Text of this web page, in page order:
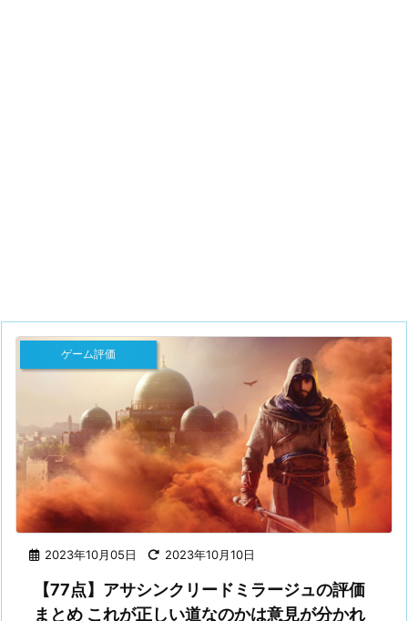
2023年10月05日 2023年10月10日
ゲーム評価
【77点】アサシンクリードミラージュの評価
まとめ これが正しい道なのかは意見が分かれ